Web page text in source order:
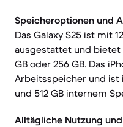
Speicheroptionen und
Das Galaxy S25 ist mit
ausgestattet und bietet
GB oder 256 GB. Das
Arbeitsspeicher und ist
und 512 GB internem
Alltägliche Nutzung